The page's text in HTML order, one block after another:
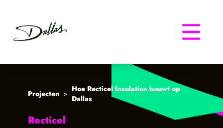
Projecten > Hoe Recticel Insulation bouwt op
Dallas
Recticel